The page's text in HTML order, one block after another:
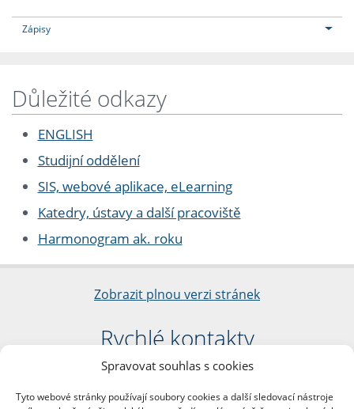
Spravovat souhlas s cookies
Tyto webové stránky používají soubory cookies a další sledovací nástroje
Zápisy
Důležité odkazy
ENGLISH
Studijní oddělení
SIS, webové aplikace, eLearning
Katedry, ústavy a další pracoviště
Harmonogram ak. roku
Zobrazit plnou verzi stránek
Rychlé kontakty
Filozofická fakulta
nám. Jana Palacha 1/2